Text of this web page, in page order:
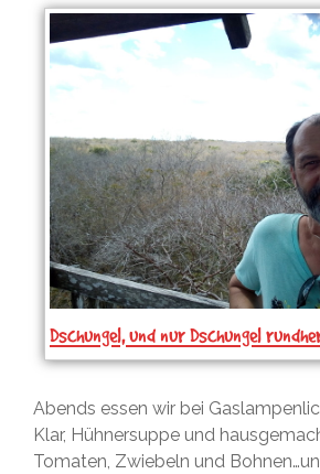
Dschungel, und nur Dschungel
Abends essen wir bei
Klar, Hühnersuppe und
Tomaten, Zwiebeln und